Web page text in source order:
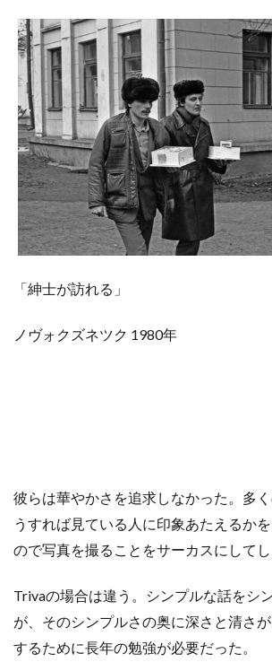
「紳士が訪れる」
ノヴォクズネツク 1980年
彼らは華やかさを追求しなかった。多
うすれば見ている人に印象あたえるか
ので写真を撮ることをサーカスにしてし
Trivaの場合は違う。シンプルな話をシ
が、そのシンプルさの奥に深さと清さ
するために長年の勉強が必要だった。